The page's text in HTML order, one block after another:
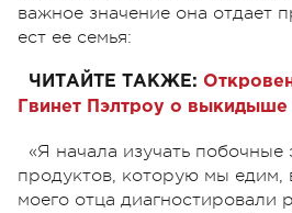
важное значение она отдает
ест ее семья:
ЧИТАЙТЕ ТАКЖЕ:
Гвинет Пэлтроу о выкидыше
«Я начала изучать
продуктов, которую мы едим,
моего отца диагностировали